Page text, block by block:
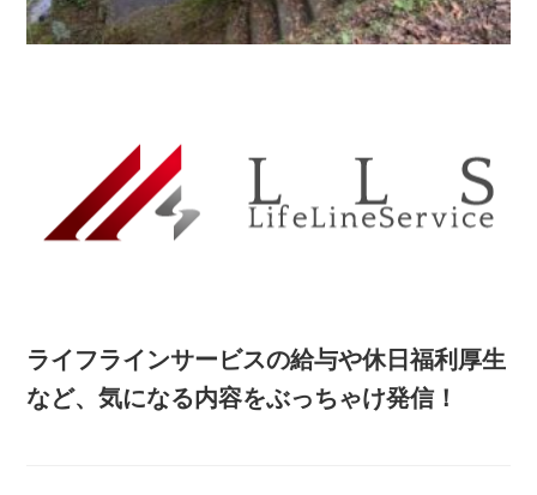
ライフラインサービスの給与や休日福利厚生
など、気になる内容をぶっちゃけ発信！